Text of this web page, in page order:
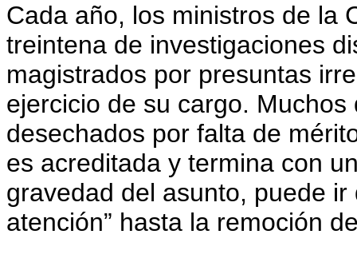
Cada año, los ministros de la
treintena de investigaciones
magistrados por presuntas
ejercicio de su cargo.
desechados por falta de
es acreditada y termina con
gravedad del asunto, puede
atención” hasta la remoción